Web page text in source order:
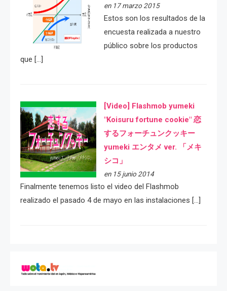
en 17 marzo 2015
Estos son los resultados de la
encuesta realizada a nuestro
público sobre los productos
que […]
[Video] Flashmob yumeki
"Koisuru fortune cookie" 恋
するフォーチュンクッキー
yumeki エンタメ ver. 「メキ
シコ」
en 15 junio 2014
Finalmente tenemos listo el video del Flashmob
realizado el pasado 4 de mayo en las instalaciones […]